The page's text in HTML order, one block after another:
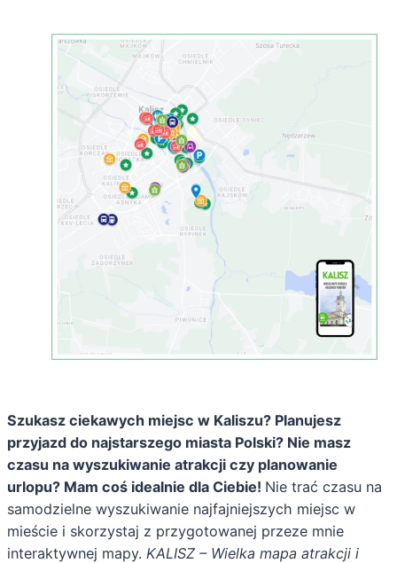
Szukasz ciekawych miejsc w Kaliszu? Planujesz
przyjazd do najstarszego miasta Polski? Nie masz
czasu na wyszukiwanie atrakcji czy planowanie
urlopu? Mam coś idealnie dla Ciebie! Nie trać czasu na
samodzielne wyszukiwanie najfajniejszych miejsc w
mieście i skorzystaj z przygotowanej przeze mnie
interaktywnej mapy. KALISZ – Wielka mapa atrakcji i